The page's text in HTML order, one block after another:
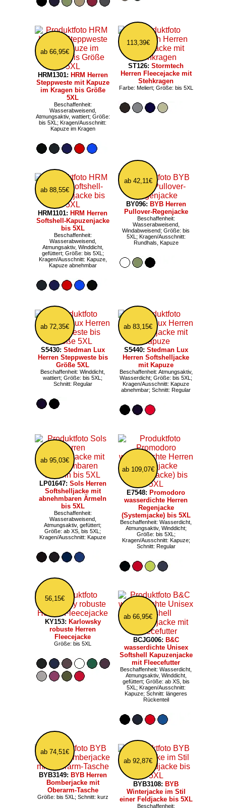
ab 66,95€
HRM1301: HRM Herren
Steppweste mit Kapuze
im Kragen bis Größe
5XL
Beschaffenheit:
Wasserabweisend,
Atmungsaktiv, wattiert; Größe:
bis 5XL; Kragen/Ausschnitt:
Kapuze im Kragen
113,39€
ST126: Stormtech
Herren Fleecejacke mit
Stehkragen
Farbe: Meliert; Größe: bis 5XL
ab 88,55€
HRM1101: HRM Herren
Softshell-Kapuzenjacke
bis 5XL
Beschaffenheit:
Wasserabweisend,
Atmungsaktiv, Winddicht,
gefüttert; Größe: bis 5XL;
Kragen/Ausschnitt: Kapuze,
Kapuze abnehmbar
ab 42,11€
BY096: BYB Herren
Pullover-Regenjacke
Beschaffenheit:
Wasserabweisend,
Windabweisend; Größe: bis
5XL; Kragen/Ausschnitt:
Rundhals, Kapuze
ab 72,35€
S5430: Stedman Lux
Herren Steppweste bis
Größe 5XL
Beschaffenheit: Winddicht,
wattiert; Größe: bis 5XL;
Schnitt: Regular
ab 83,15€
S5440: Stedman Lux
Herren Softshelljacke
mit Kapuze
Beschaffenheit: Atmungsaktiv,
Wasserdicht; Größe: bis 5XL;
Kragen/Ausschnitt: Kapuze
abnehmbar; Schnitt: Regular
ab 95,03€
LP01647: Sols Herren
Softshelljacke mit
abnehmbaren Ärmeln
bis 5XL
Beschaffenheit:
Wasserabweisend,
Atmungsaktiv, gefüttert;
Größe: ab XS, bis 5XL;
Kragen/Ausschnitt: Kapuze
ab 109,07€
E7548: Promodoro
wasserdichte Herren
Regenjacke
(Systemjacke) bis 5XL
Beschaffenheit: Wasserdicht,
Atmungsaktiv, Winddicht;
Größe: bis 5XL;
Kragen/Ausschnitt: Kapuze;
Schnitt: Regular
56,15€
KY153: Karlowsky
robuste Herren
Fleecejacke
Größe: bis 5XL
ab 66,95€
BCJG006: B&C
wasserdichte Unisex
Softshell Kapuzenjacke
mit Fleecefutter
Beschaffenheit: Wasserdicht,
Atmungsaktiv, Winddicht,
gefüttert; Größe: ab XS, bis
5XL; Kragen/Ausschnitt:
Kapuze; Schnitt: längeres
Rückenteil
ab 74,51€
BYB3149: BYB Herren
Bomberjacke mit
Oberarm-Tasche
Größe: bis 5XL; Schnitt: kurz
ab 92,87€
BYB3108: BYB
Winterjacke im Stil
einer Feldjacke bis 5XL
Beschaffenheit: